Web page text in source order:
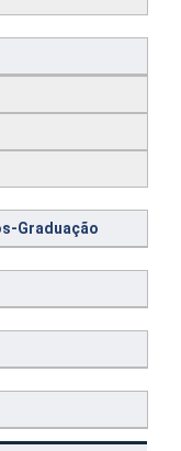
Graduação